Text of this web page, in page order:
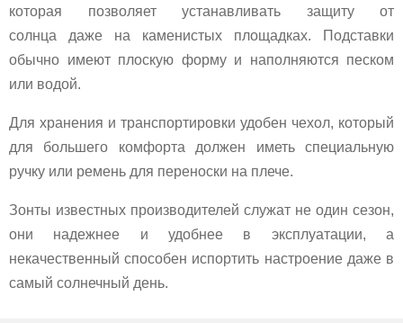
которая позволяет устанавливать защиту от
солнца даже на каменистых площадках. Подставки
обычно имеют плоскую форму и наполняются песком
или водой.
Для хранения и транспортировки удобен чехол, который
для большего комфорта должен иметь специальную
ручку или ремень для переноски на плече.
Зонты известных производителей служат не один сезон,
они надежнее и удобнее в эксплуатации, а
некачественный способен испортить настроение даже в
самый солнечный день.